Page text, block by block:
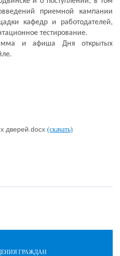
приемной кампании
кафедр и работодателей,
тестирование.
и афиша Дня открытых
дверей.docx (скачать)
ГРАЖДАН